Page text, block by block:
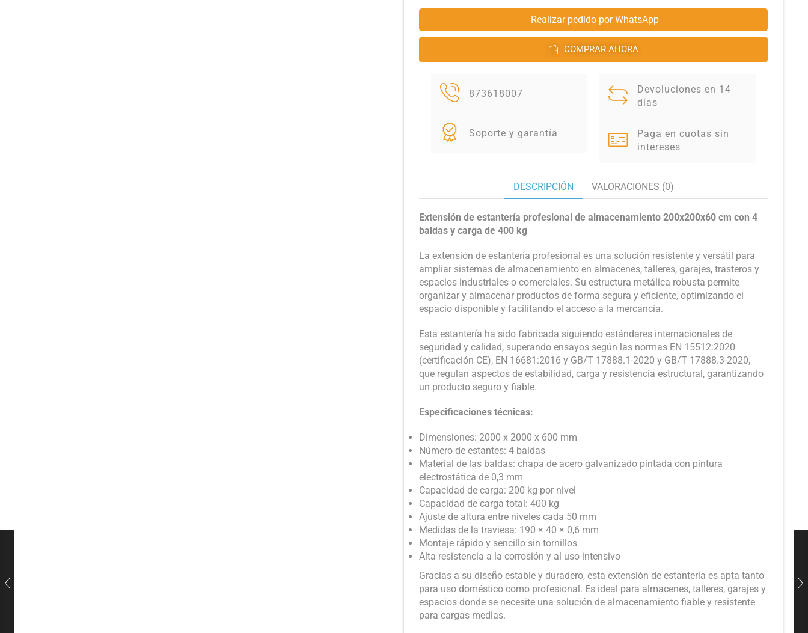
Realizar pedido por WhatsApp
COMPRAR AHORA
873618007
Soporte y garantía
Devoluciones en 14
días
Paga en cuotas sin
intereses
DESCRIPCIÓN VALORACIONES (0)
Extensión de estantería profesional de almacenamiento 200x200x60 cm con 4
baldas y carga de 400 kg
La extensión de estantería profesional es una solución resistente y versátil para
ampliar sistemas de almacenamiento en almacenes, talleres, garajes, trasteros y
espacios industriales o comerciales. Su estructura metálica robusta permite
organizar y almacenar productos de forma segura y eficiente, optimizando el
espacio disponible y facilitando el acceso a la mercancía.
Esta estantería ha sido fabricada siguiendo estándares internacionales de
seguridad y calidad, superando ensayos según las normas EN 15512:2020
(certificación CE), EN 16681:2016 y GB/T 17888.1-2020 y GB/T 17888.3-2020,
que regulan aspectos de estabilidad, carga y resistencia estructural, garantizando
un producto seguro y fiable.
Especificaciones técnicas:
Dimensiones: 2000 x 2000 x 600 mm
Número de estantes: 4 baldas
Material de las baldas: chapa de acero galvanizado pintada con pintura
electrostática de 0,3 mm
Capacidad de carga: 200 kg por nivel
Capacidad de carga total: 400 kg
Ajuste de altura entre niveles cada 50 mm
Medidas de la traviesa: 190 × 40 × 0,6 mm
Montaje rápido y sencillo sin tornillos
Alta resistencia a la corrosión y al uso intensivo
Gracias a su diseño estable y duradero, esta extensión de estantería es apta tanto
para uso doméstico como profesional. Es ideal para almacenes, talleres, garajes y
espacios donde se necesite una solución de almacenamiento fiable y resistente
para cargas medias.